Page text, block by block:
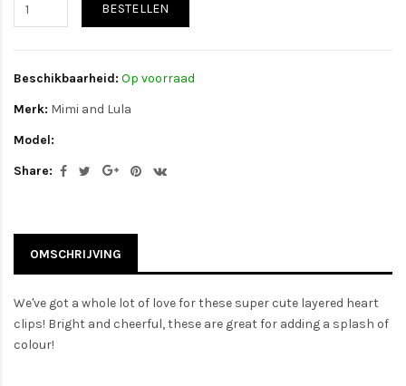
BESTELLEN
Beschikbaarheid: Op voorraad
Merk: Mimi and Lula
Model:
Share:
OMSCHRIJVING
We've got a whole lot of love for these super cute layered heart
clips! Bright and cheerful, these are great for adding a splash of
colour!